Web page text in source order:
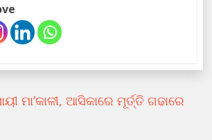
ମା’କାଳୀ, ଆସିକାରେ ମୂର୍ତ୍ତି ଗଢାରେ